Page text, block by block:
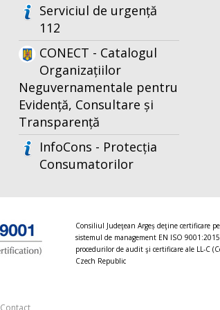
Serviciul de urgență
112
CONECT - Catalogul
Organizațiilor
Neguvernamentale pentru
Evidență, Consultare și
Transparență
InfoCons - Protecția
Consumatorilor
Consiliul Judeţean Argeș deţine certificare
sistemul de management EN ISO
procedurilor de audit şi certificare ale LL-C
Czech Republic
Contact